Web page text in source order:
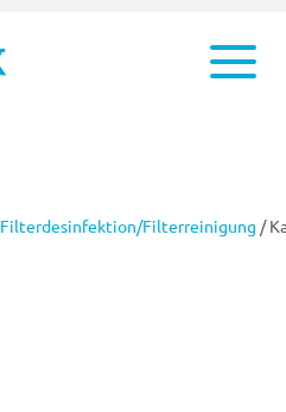
Filterdesinfektion/Filterreinigung /